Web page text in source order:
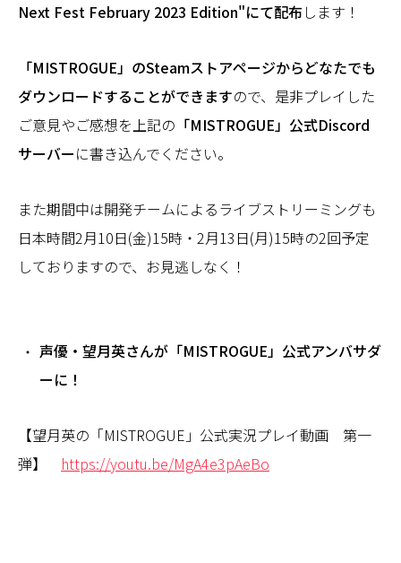
Next Fest February 2023 Edition"にて配布します！
「MISTROGUE」のSteamストアページからどなたでも
ダウンロードすることができますので、是非プレイした
ご意見やご感想を上記の 「MISTROGUE」公式Discord
サーバーに書き込んでください。
また期間中は開発チームによるライブストリーミングも
日本時間2月10日(金)15時・2月13日(月)15時の2回予定
しておりますので、お見逃しなく！
声優・望月英さんが「MISTROGUE」公式アンバサダ
ーに！
【望月英の「MISTROGUE」公式実況プレイ動画 第一
弾】 https://youtu.be/MgA4e3pAeBo